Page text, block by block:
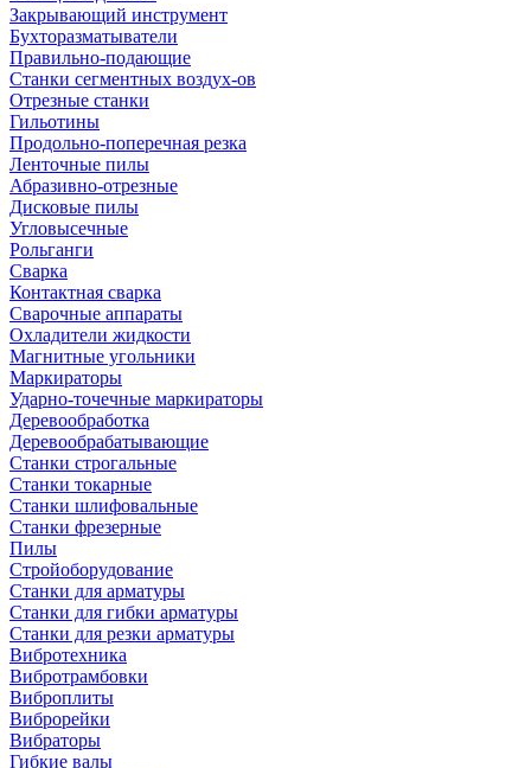
Закрывающий инструмент
Бухторазматыватели
Правильно-подающие
Станки сегментных воздух-ов
Отрезные станки
Гильотины
Продольно-поперечная резка
Ленточные пилы
Абразивно-отрезные
Дисковые пилы
Угловысечные
Рольганги
Сварка
Контактная сварка
Сварочные аппараты
Охладители жидкости
Магнитные угольники
Маркираторы
Ударно-точечные маркираторы
Деревообработка
Деревообрабатывающие
Станки строгальные
Станки токарные
Станки шлифовальные
Станки фрезерные
Пилы
Стройоборудование
Станки для арматуры
Станки для гибки арматуры
Станки для резки арматуры
Вибротехника
Вибротрамбовки
Виброплиты
Виброрейки
Вибраторы
Гибкие валы